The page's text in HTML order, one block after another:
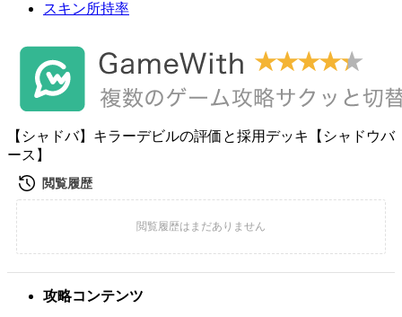
スキン所持率
【シャドバ】キラーデビルの評価と採用デッキ【シャドウバ
ース】
攻略コンテンツ